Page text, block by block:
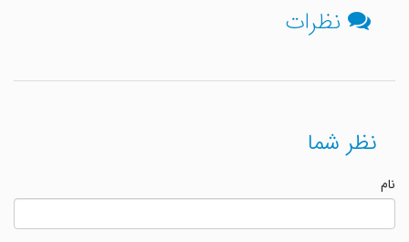
نظرات
نظر شما